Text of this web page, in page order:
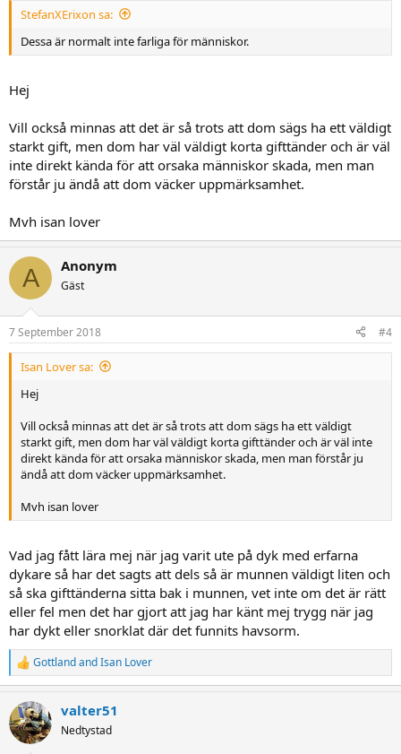
StefanXErixon sa:
Dessa är normalt inte farliga för människor.
Hej
Vill också minnas att det är så trots att dom sägs ha ett väldigt
starkt gift, men dom har väl väldigt korta gifttänder och är väl
inte direkt kända för att orsaka människor skada, men man
förstår ju ändå att dom väcker uppmärksamhet.
Mvh isan lover
A Anonym
Gäst
7 September 2018 #4
Isan Lover sa:
Hej
Vill också minnas att det är så trots att dom sägs ha ett väldigt
starkt gift, men dom har väl väldigt korta gifttänder och är väl inte
direkt kända för att orsaka människor skada, men man förstår ju
ändå att dom väcker uppmärksamhet.
Mvh isan lover
Vad jag fått lära mej när jag varit ute på dyk med erfarna
dykare så har det sagts att dels så är munnen väldigt liten och
så ska gifttänderna sitta bak i munnen, vet inte om det är rätt
eller fel men det har gjort att jag har känt mej trygg när jag
har dykt eller snorklat där det funnits havsorm.
R
e
c
t
i
GottlandandIsan Lover
valter51
Nedtystad